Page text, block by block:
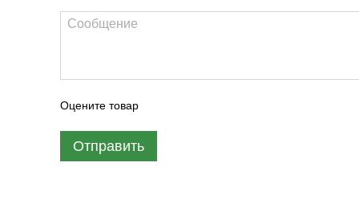
Оцените товар
Отправить